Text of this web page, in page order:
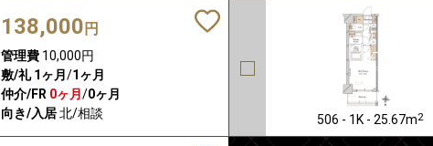
138,000 円
管理費10,000円
敷/礼 1ヶ月 /1ヶ月
仲介/FR 0ヶ月 /0ヶ月
向き/入居北/相談 506 - 1K - 25.67m2